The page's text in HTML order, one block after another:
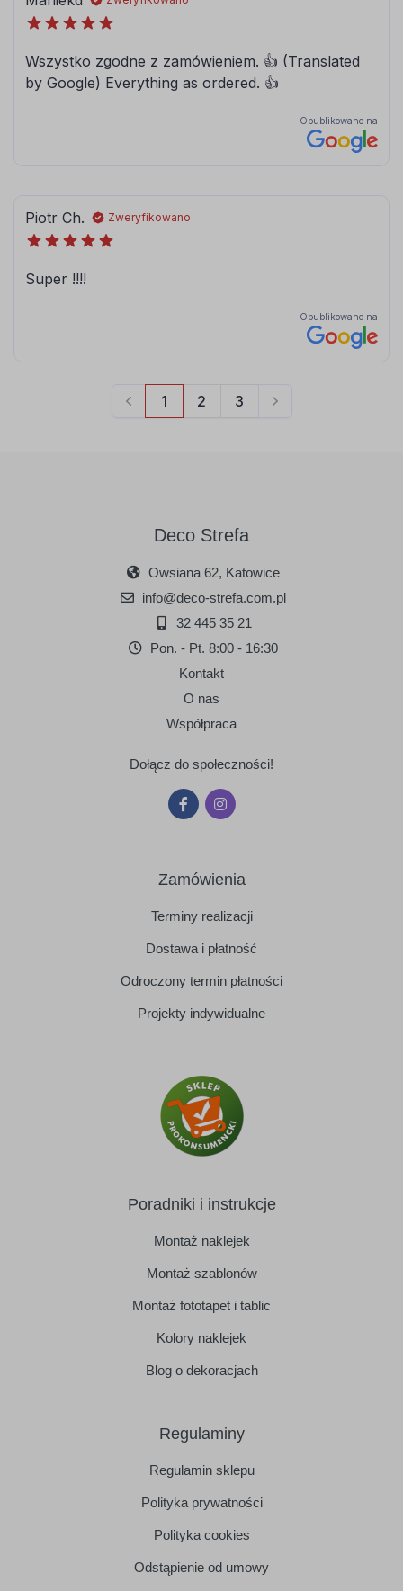
Deco Strefa
Owsiana 62, Katowice
info@deco-strefa.com.pl
32 445 35 21
Pon. - Pt. 8:00 - 16:30
Kontakt
O nas
Współpraca
Dołącz do społeczności!
Zamówienia
Terminy realizacji
Dostawa i płatność
Odroczony termin płatności
Projekty indywidualne
Poradniki i instrukcje
Montaż naklejek
Montaż szablonów
Montaż fototapet i tablic
Kolory naklejek
Blog o dekoracjach
Regulaminy
Regulamin sklepu
Polityka prywatności
Polityka cookies
Odstąpienie od umowy